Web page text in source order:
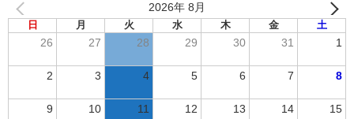
2026年 8月
日 月 火 水 木 金 土
26 27 28 29 30 31 1
2 3 4 5 6 7 8
9 10 11 12 13 14 15